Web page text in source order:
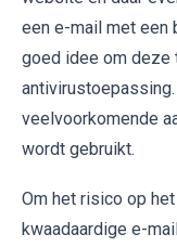
een e-mail met een
goed idee om deze
veelvoorkomende
wordt gebruikt.
Om het risico op
kwaadaardige e-